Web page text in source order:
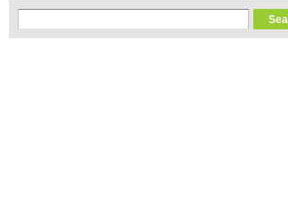
Search form
Search